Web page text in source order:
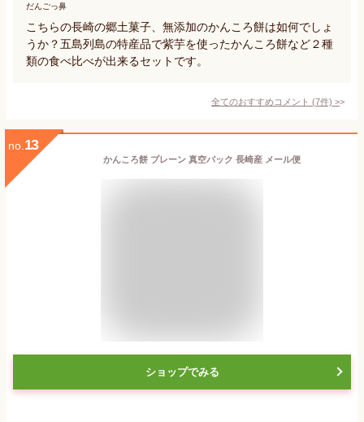
だんごっ鼻
こちらの長崎の郷土菓子、無添加のかんころ餅は如何でしょ
うか？五島列島の特産品で紫芋を使ったかんころ餅など２種
類の食べ比べが出来るセットです。
全てのおすすめコメント (7件) >
no. 13
かんころ餅 プレーン 真空パック 長崎産 メール便
ショップでみる